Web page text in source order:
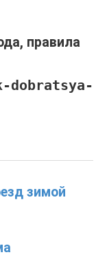
правила
dobratsya-
зимой